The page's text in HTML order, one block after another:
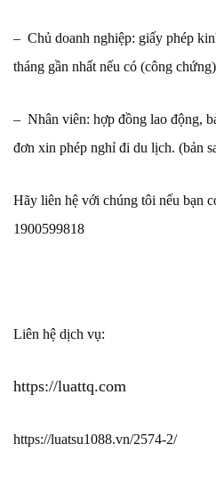
– Chủ doanh nghiệp: giấy phép
tháng gần nhất nếu có (công chứng)
– Nhân viên: hợp đồng lao động,
đơn xin phép nghỉ đi du lịch. (bản
Hãy liên hệ với chúng tôi nếu bạn
1900599818
Liên hệ dịch vụ:
https://luattq.com
https://luatsu1088.vn/2574-2/